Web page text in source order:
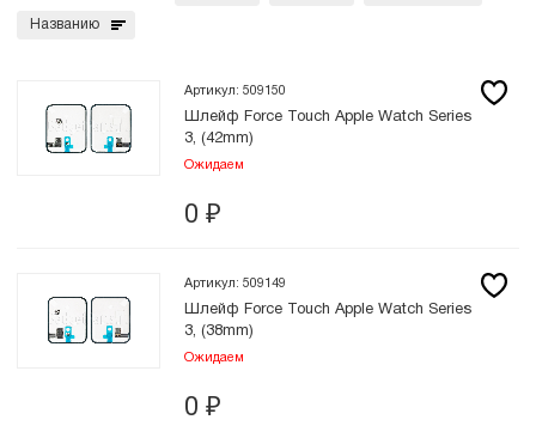
Названию
Артикул: 509150
Шлейф Force Touch Apple Watch Series
3, (42mm)
Ожидаем
0 ₽
Артикул: 509149
Шлейф Force Touch Apple Watch Series
3, (38mm)
Ожидаем
0 ₽